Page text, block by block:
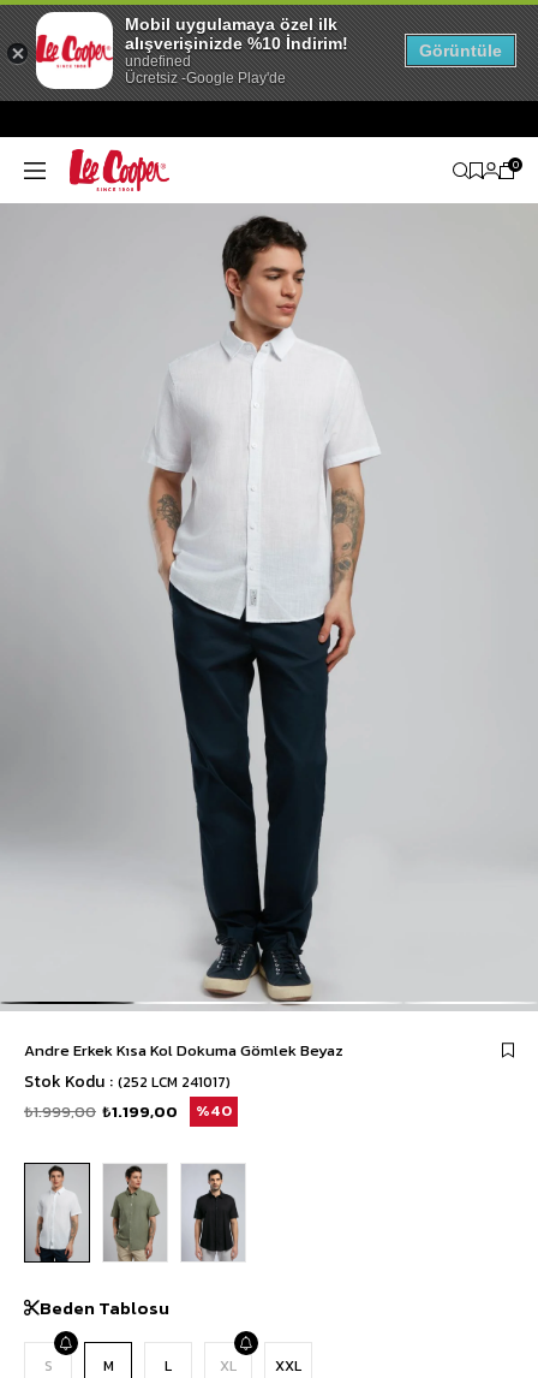
0
Andre Erkek Kısa Kol Dokuma Gömlek Beyaz
Stok Kodu (252 LCM 241017)
₺1.999,00 ₺1.199,00 40
Beden Tablosu
S M L XL XXL
Mobil uygulamaya özel ilk
alışverişinizde %10 İndirim!
undefined
Ücretsiz -Google Play'de
Görüntüle